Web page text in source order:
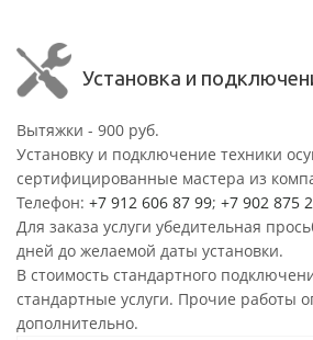
Установка и
Вытяжки - 900 руб.
Установку и подключение техники
сертифицированные мастера из
Телефон: +7 912 606 87 99; +7 902 875
Для заказа услуги убедительная
дней до желаемой даты установки.
В стоимость стандартного
стандартные услуги. Прочие работы
дополнительно.